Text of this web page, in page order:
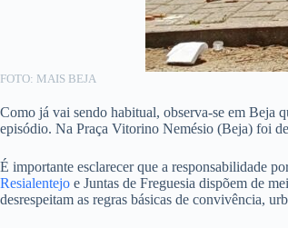
FOTO: MAIS BEJA
Como já vai sendo habitual, observa-se em Beja
episódio. Na Praça Vitorino Nemésio (Beja) foi
É importante esclarecer que a responsabilidade
Resialentejo e Juntas de Freguesia dispõem de
desrespeitam as regras básicas de convivência,